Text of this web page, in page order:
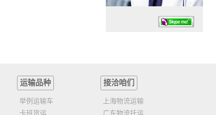
任务时候：07:30 – – 23:30
运输品种
举例运输车
卡班货运
接洽咱们
上海物流运输
广东物流托运